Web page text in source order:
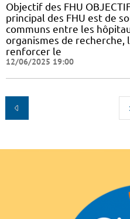
Objectif des FHU
principal des FHU est de
communs entre les
organismes de
renforcer le
12/06/2025 19:00